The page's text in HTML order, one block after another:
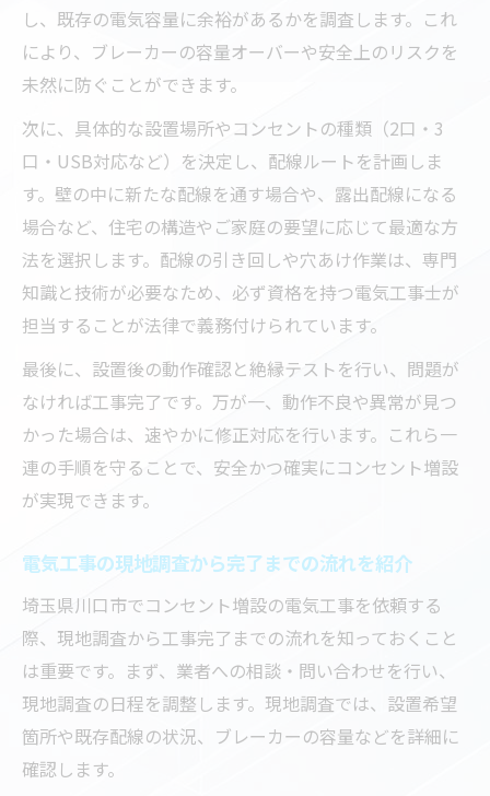
し、既存の電気容量に余裕があるかを調査します。これ
により、ブレーカーの容量オーバーや安全上のリスクを
未然に防ぐことができます。
次に、具体的な設置場所やコンセントの種類（2口・3
口・USB対応など）を決定し、配線ルートを計画しま
す。壁の中に新たな配線を通す場合や、露出配線になる
場合など、住宅の構造やご家庭の要望に応じて最適な方
法を選択します。配線の引き回しや穴あけ作業は、専門
知識と技術が必要なため、必ず資格を持つ電気工事士が
担当することが法律で義務付けられています。
最後に、設置後の動作確認と絶縁テストを行い、問題が
なければ工事完了です。万が一、動作不良や異常が見つ
かった場合は、速やかに修正対応を行います。これら一
連の手順を守ることで、安全かつ確実にコンセント増設
が実現できます。
電気工事の現地調査から完了までの流れを紹介
埼玉県川口市でコンセント増設の電気工事を依頼する
際、現地調査から工事完了までの流れを知っておくこと
は重要です。まず、業者への相談・問い合わせを行い、
現地調査の日程を調整します。現地調査では、設置希望
箇所や既存配線の状況、ブレーカーの容量などを詳細に
確認します。